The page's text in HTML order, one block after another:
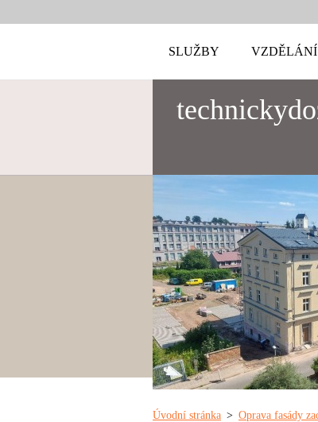
SLUŽBY VZDĚLÁNÍ
Úvodní stránka > Oprava fasády